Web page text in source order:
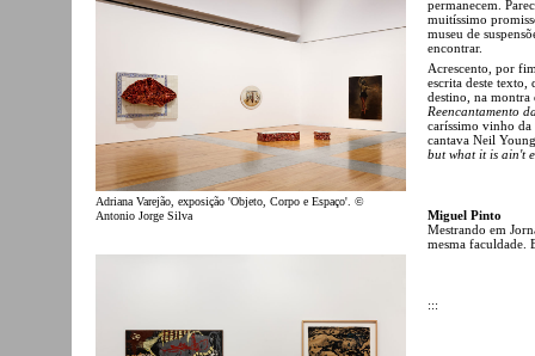
Adriana Varejão, exposição 'Objeto, Corpo e Espaço'. ©
Antonio Jorge Silva
permanecem.
muitíssimo
museu de
encontrar.
Acrescento, por
escrita deste
destino, na
Reencantamento
caríssimo vinho da
cantava Neil
but what it is ain't
Miguel Pinto
Mestrando em
mesma faculdade.
:::